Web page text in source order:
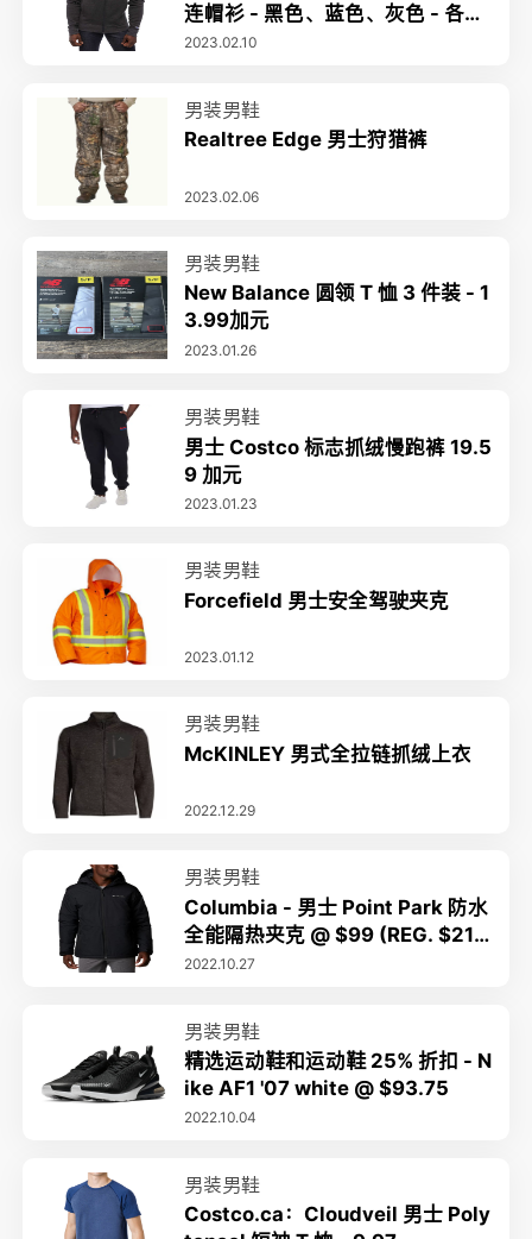
连帽衫 - 黑色、蓝色、灰色 - 各种
尺寸 - 19.97 加元
2023.02.10
男装男鞋
Realtree Edge 男士狩猎裤
2023.02.06
男装男鞋
New Balance 圆领 T 恤 3 件装 - 1
3.99加元
2023.01.26
男装男鞋
男士 Costco 标志抓绒慢跑裤 19.5
9 加元
2023.01.23
男装男鞋
Forcefield 男士安全驾驶夹克
2023.01.12
男装男鞋
McKINLEY 男式全拉链抓绒上衣
2022.12.29
男装男鞋
Columbia - 男士 Point Park 防水
全能隔热夹克 @ $99 (REG. $219.
99)
2022.10.27
男装男鞋
精选运动鞋和运动鞋 25% 折扣 - N
ike AF1 '07 white @ $93.75
2022.10.04
男装男鞋
Costco.ca：Cloudveil 男士 Poly